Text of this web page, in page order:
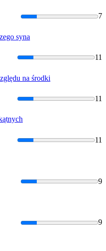
7
syna
11
na środki
11
11
9
9